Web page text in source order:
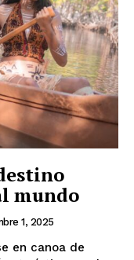
mundo
1, 2025
en canoa de